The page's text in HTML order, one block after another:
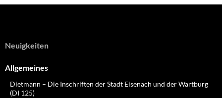
Neuigkeiten
Allgemeines
Dietmann – Die Inschriften der Stadt Eisenach und der Wartburg
(DI 125)